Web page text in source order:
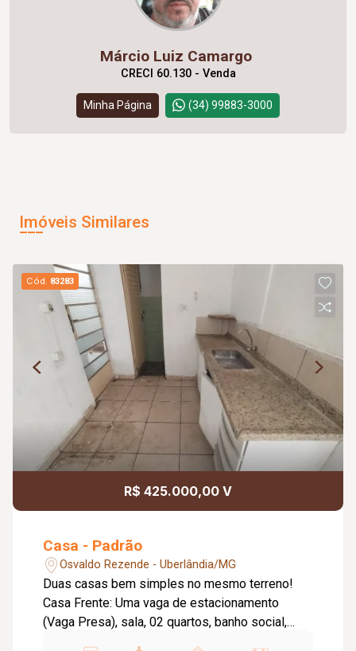
Márcio Luiz Camargo
CRECI 60.130 - Venda
Minha Página (34) 99883-3000
Imóveis Similares
Cód. 83283
R$ 425.000,00 V
Casa - Padrão
Osvaldo Rezende - Uberlândia/MG
Duas casas bem simples no mesmo terreno!
Casa Frente: Uma vaga de estacionamento
(Vaga Presa), sala, 02 quartos, banho social,